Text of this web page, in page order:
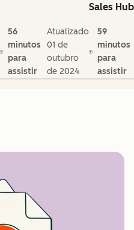
56
minutos
para
assistir
Atualizado
01 de
outubro
de 2024
Sales Hub
59
minutos
para
assistir